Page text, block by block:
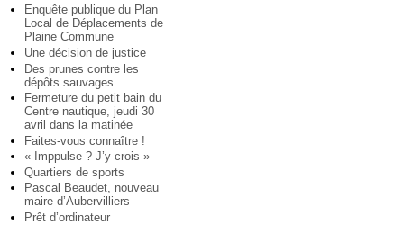
Enquête publique du Plan
Local de Déplacements de
Plaine Commune
Une décision de justice
Des prunes contre les
dépôts sauvages
Fermeture du petit bain du
Centre nautique, jeudi 30
avril dans la matinée
Faites-vous connaître !
« Imppulse ? J’y crois »
Quartiers de sports
Pascal Beaudet, nouveau
maire d’Aubervilliers
Prêt d’ordinateur